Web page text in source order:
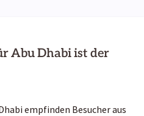
Abu Dhabi ist der
empfinden Besucher aus